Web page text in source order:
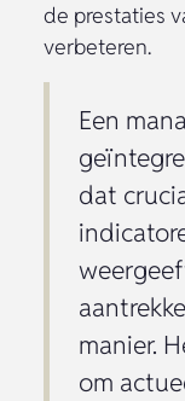
de prestaties
verbeteren.
Een
dat
manier.
om